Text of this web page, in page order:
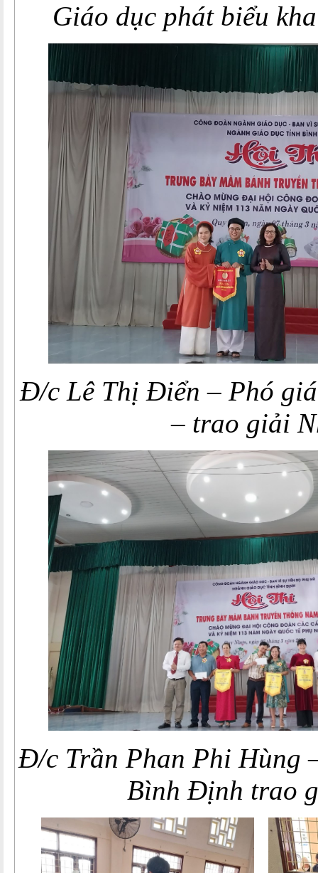
Giáo dục phát biểu
Đ/c Lê Thị Điển – Phó
– trao giải
Đ/c Trần Phan Phi Hùng
Bình Định trao